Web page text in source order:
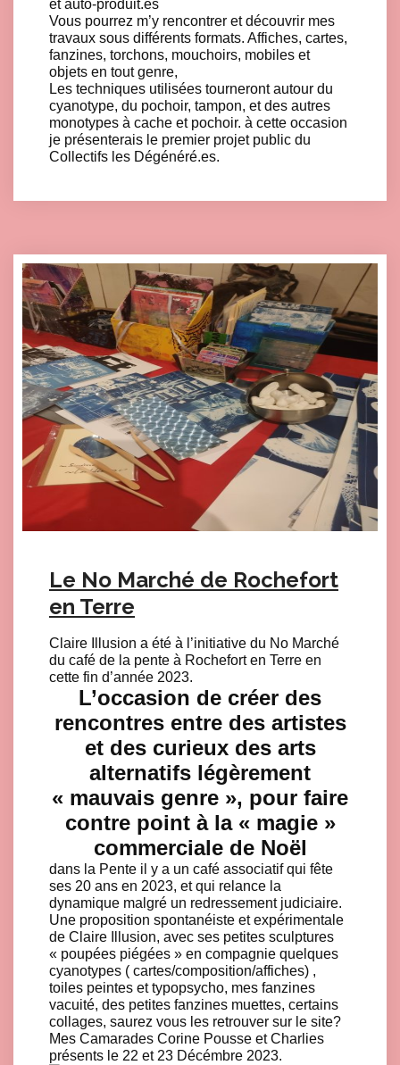
et auto-produit.es
Vous pourrez m’y rencontrer et découvrir mes
travaux sous différents formats. Affiches, cartes,
fanzines, torchons, mouchoirs, mobiles et
objets en tout genre,
Les techniques utilisées tourneront autour du
cyanotype, du pochoir, tampon, et des autres
monotypes à cache et pochoir. à cette occasion
je présenterais le premier projet public du
Collectifs les Dégénéré.es.
Le No Marché de Rochefort
en Terre
Claire Illusion a été à l’initiative du No Marché
du café de la pente à Rochefort en Terre en
cette fin d’année 2023.
L’occasion de créer des
rencontres entre des artistes
et des curieux des arts
alternatifs légèrement
« mauvais genre », pour faire
contre point à la « magie »
commerciale de Noël
dans la Pente il y a un café associatif qui fête
ses 20 ans en 2023, et qui relance la
dynamique malgré un redressement judiciaire.
Une proposition spontanéiste et expérimentale
de Claire Illusion, avec ses petites sculptures
« poupées piégées » en compagnie quelques
cyanotypes ( cartes/composition/affiches) ,
toiles peintes et typopsycho, mes fanzines
vacuité, des petites fanzines muettes, certains
collages, saurez vous les retrouver sur le site?
Mes Camarades Corine Pousse et Charlies
présents le 22 et 23 Décémbre 2023.